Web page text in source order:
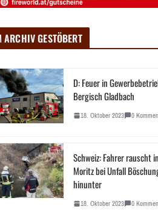
ARCHIV GESTÖBERT
D: Feuer in
Bergisch Gladbach
18. Oktober 2023 0
Schweiz: Fahrer rauscht
Moritz bei Unfall
hinunter
18. Oktober 2023 0